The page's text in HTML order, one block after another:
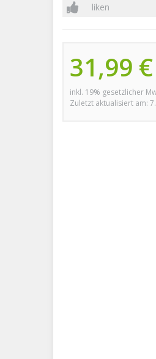
liken
31,99 €
inkl. 19% gesetzlicher
Zuletzt aktualisiert am: